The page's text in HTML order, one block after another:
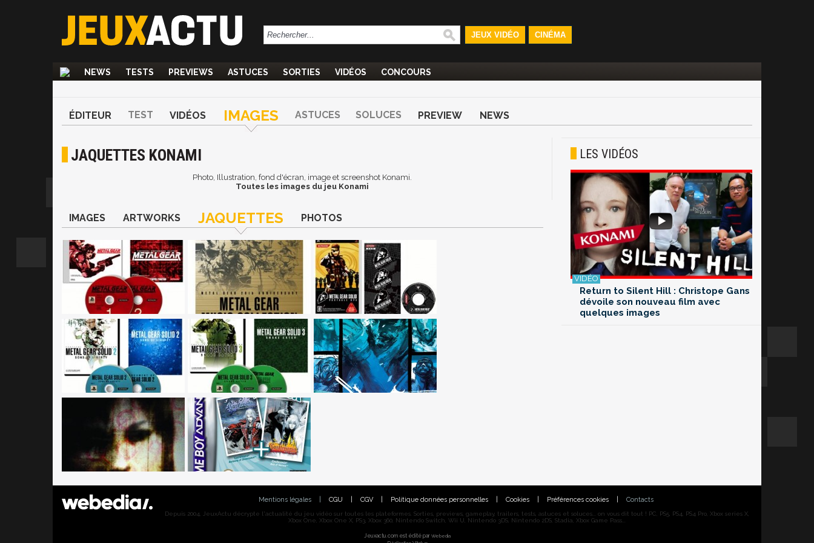
JEUX VIDÉO CINÉMA
NEWS TESTS PREVIEWS ASTUCES SORTIES VIDÉOS CONCOURS
ÉDITEUR TEST VIDÉOS IMAGES ASTUCES SOLUCES PREVIEW NEWS
JAQUETTES KONAMI
Photo, Illustration, fond d'écran, image et screenshot Konami.
Toutes les images du jeu Konami
IMAGES ARTWORKS JAQUETTES PHOTOS
LES VIDÉOS
Return to Silent Hill : Christope Gans
dévoile son nouveau film avec
quelques images
Mentions légales CGU CGV Politique données personnelles Cookies Préférences cookies Contacts
Depuis 2004, JeuxActu décrypte l'actualité du jeu vidéo sur toutes les plateformes. Sorties, previews, gameplay, trailers, tests, astuces et soluces... on vous dit tout ! PC, PS5, PS4, PS4 Pro, Xbox series X,
Xbox One, Xbox One X, PS3, Xbox 360, Nintendo Switch, Wii U, Nintendo 3DS, Nintendo 2DS, Stadia, Xbox Game Pass...
Jeuxactu.com est édité par Webedia